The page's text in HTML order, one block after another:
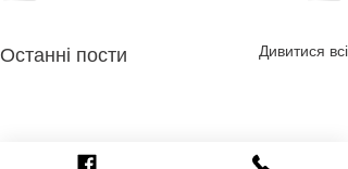
Останні пости Дивитися всі